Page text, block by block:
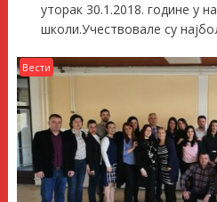
уторак 30.1.2018. године у
школи.Учествовале су
Вести